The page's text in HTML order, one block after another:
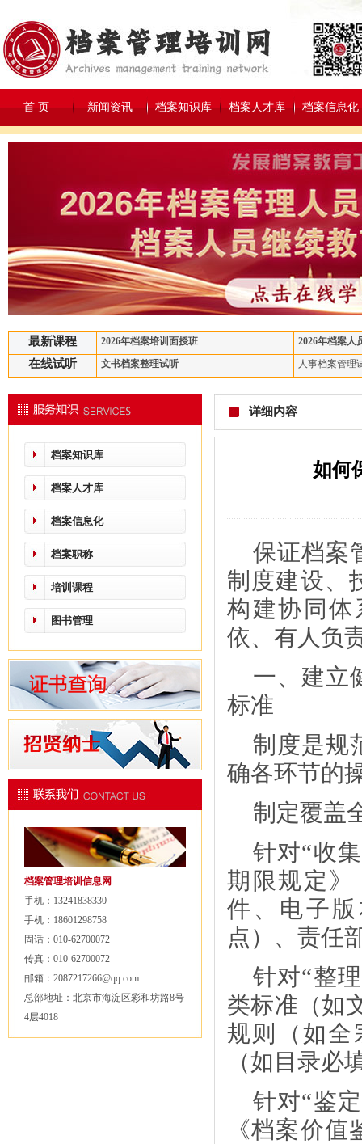
首 页 新闻资讯 档案知识库 档案人才库 档案信息化
最新课程 2026年档案培训面授班 2026年档案人
在线试听 文书档案整理试听 人事档案管理
档案知识库
档案人才库
档案信息化
档案职称
培训课程
图书管理
档案管理培训信息网
手机：13241838330
手机：18601298758
固话：010-62700072
传真：010-62700072
邮箱：2087217266@qq.com
总部地址：北京市海淀区彩和坊路8号
4层4018
详细内容
如何
保证档案
制度建设、
构建协同体
依、有人负
一、建立
标准
制度是规
确各环节的
制定覆盖
针对“收
期限规定》
件、电子
点）、责任
针对“整
类标准（如
规则（如全
（如目录必
针对“鉴
《档案价